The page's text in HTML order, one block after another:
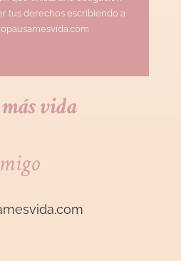
tus derechos escribiendo a
vida
.com